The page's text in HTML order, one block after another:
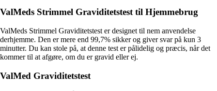
ValMeds Strimmel Graviditetstest til Hjemmebrug
ValMeds Strimmel Graviditetstest er designet til nem anvendelse
derhjemme. Den er mere end 99,7% sikker og giver svar på kun 3
minutter. Du kan stole på, at denne test er pålidelig og præcis, når det
kommer til at afgøre, om du er gravid eller ej.
ValMed Graviditetstest